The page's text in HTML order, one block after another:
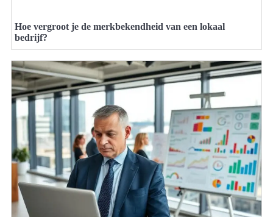
Hoe vergroot je de merkbekendheid van een lokaal
bedrijf?